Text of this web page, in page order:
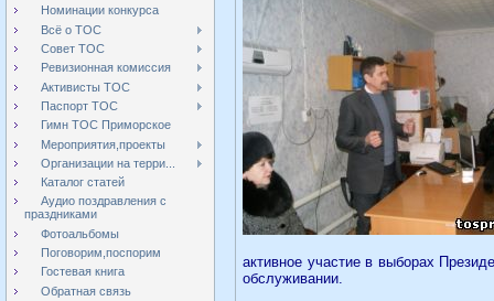
Номинации конкурса
Всё о ТОС
Совет ТОС
Ревизионная комиссия
Активисты ТОС
Паспорт ТОС
Гимн ТОС Приморское
Мероприятия,проекты
Организации на терри...
Каталог статей
Аудио поздравления с
праздниками
Фотоальбомы
Поговорим,поспорим
Гостевая книга
Обратная связь
активное участие в выборах
обслуживании.